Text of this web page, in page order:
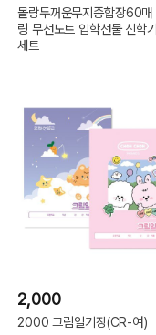
몰랑두꺼운무지종합장60매
링 무선노트 입학선물 신학
세트
2,000
2000 그림일기장(CR-여)